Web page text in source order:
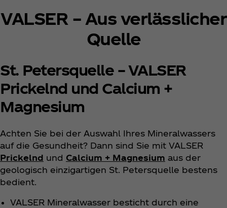
VALSER – Aus verlässlicher
Quelle
St. Petersquelle – VALSER
Prickelnd und Calcium +
Magnesium
Achten Sie bei der Auswahl Ihres Mineralwassers
auf die Gesundheit? Dann sind Sie mit VALSER
Prickelnd und Calcium + Magnesium aus der
geologisch einzigartigen St. Petersquelle bestens
bedient.
VALSER Mineralwasser besticht durch eine